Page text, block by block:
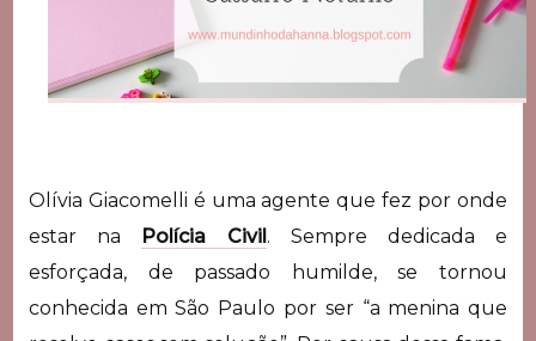
Olívia Giacomelli é uma agente que fez por onde
estar na
Polícia Civil . Sempre dedicada e
esforçada, de passado humilde, se tornou
conhecida em São Paulo por ser “a menina que